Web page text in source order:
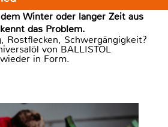
Winter oder langer Zeit aus
das Problem.
Rostflecken, Schwergängigkeit?
von BALLISTOL
in Form.